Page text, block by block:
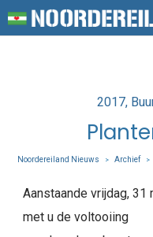
Posted
in
2017
Noordereiland Nieuws > Archief >
Aanstaande vrijdag, 31
met u de voltooiing